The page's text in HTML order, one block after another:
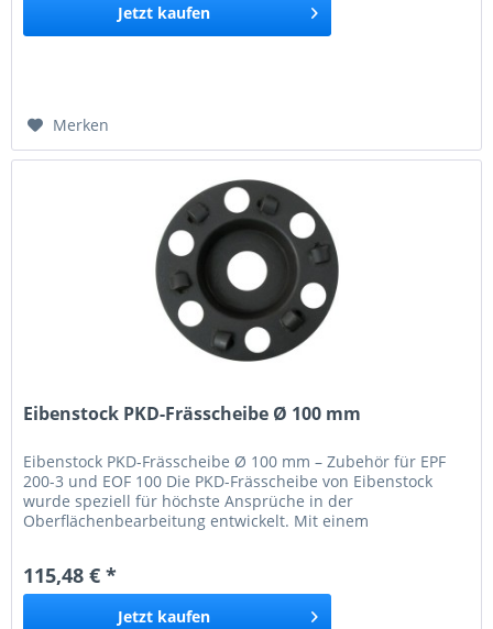
Jetzt kaufen
Merken
Eibenstock PKD-Frässcheibe Ø 100 mm
Eibenstock PKD-Frässcheibe Ø 100 mm – Zubehör für EPF
200-3 und EOF 100 Die PKD-Frässcheibe von Eibenstock
wurde speziell für höchste Ansprüche in der
Oberflächenbearbeitung entwickelt. Mit einem
Renovierungsfräse EOF 100 . Die bestückten PKD-Segmente
(polykristalliner...
115,48 € *
Jetzt kaufen